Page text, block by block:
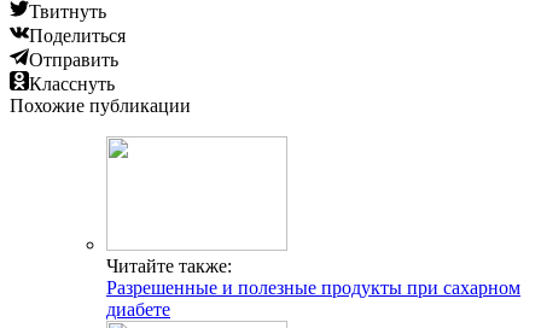
Твитнуть
Поделиться
Отправить
Класснуть
Похожие публикации
Читайте также:
Разрешенные и полезные продукты при сахарном
диабете